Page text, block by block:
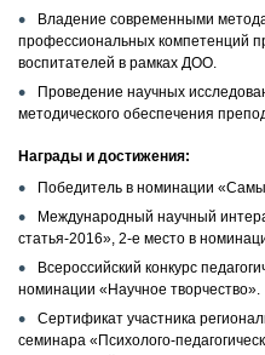
Владение современными
профессиональных компетенций
воспитателей в рамках ДОО.
Проведение научных
методического обеспечения
Награды и достижения:
Победитель в номинации
Международный научный
статья-2016», 2-е место в
Всероссийский конкурс
номинации «Научное творчество».
Сертификат участника
семинара «Психолого-